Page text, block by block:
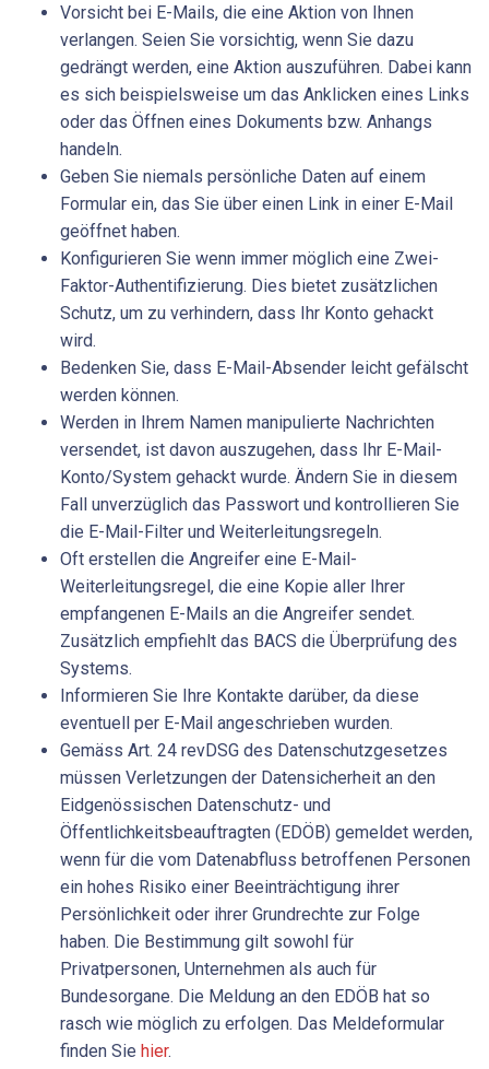
Vorsicht bei E-Mails, die eine Aktion von Ihnen
verlangen. Seien Sie vorsichtig, wenn Sie dazu
gedrängt werden, eine Aktion auszuführen. Dabei kann
es sich beispielsweise um das Anklicken eines Links
oder das Öffnen eines Dokuments bzw. Anhangs
handeln.
Geben Sie niemals persönliche Daten auf einem
Formular ein, das Sie über einen Link in einer E-Mail
geöffnet haben.
Konfigurieren Sie wenn immer möglich eine Zwei-
Faktor-Authentifizierung. Dies bietet zusätzlichen
Schutz, um zu verhindern, dass Ihr Konto gehackt
wird.
Bedenken Sie, dass E-Mail-Absender leicht gefälscht
werden können.
Werden in Ihrem Namen manipulierte Nachrichten
versendet, ist davon auszugehen, dass Ihr E-Mail-
Konto/System gehackt wurde. Ändern Sie in diesem
Fall unverzüglich das Passwort und kontrollieren Sie
die E-Mail-Filter und Weiterleitungsregeln.
Oft erstellen die Angreifer eine E-Mail-
Weiterleitungsregel, die eine Kopie aller Ihrer
empfangenen E-Mails an die Angreifer sendet.
Zusätzlich empfiehlt das BACS die Überprüfung des
Systems.
Informieren Sie Ihre Kontakte darüber, da diese
eventuell per E-Mail angeschrieben wurden.
Gemäss Art. 24 revDSG des Datenschutzgesetzes
müssen Verletzungen der Datensicherheit an den
Eidgenössischen Datenschutz- und
Öffentlichkeitsbeauftragten (EDÖB) gemeldet werden,
wenn für die vom Datenabfluss betroffenen Personen
ein hohes Risiko einer Beeinträchtigung ihrer
Persönlichkeit oder ihrer Grundrechte zur Folge
haben. Die Bestimmung gilt sowohl für
Privatpersonen, Unternehmen als auch für
Bundesorgane. Die Meldung an den EDÖB hat so
rasch wie möglich zu erfolgen. Das Meldeformular
finden Sie hier.